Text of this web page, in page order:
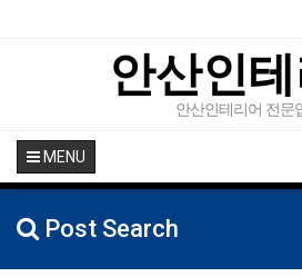
안산인
안산인테리어 전문
MENU
Post Search